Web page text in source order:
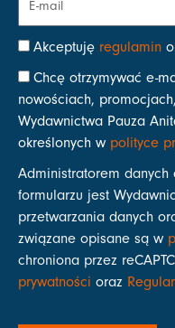
Akceptuję regulamin
Chcę otrzymywać e-
nowościach,
Wydawnictwa Pauza
określonych w polityce
Administratorem
formularzu jest
przetwarzania danych
związane opisane są w
chroniona przez
prywatności oraz